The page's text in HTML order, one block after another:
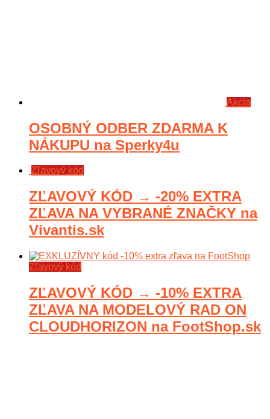
Akcia
OSOBNÝ ODBER ZDARMA K
NÁKUPU na Sperky4u
Zľavový kód
ZĽAVOVÝ KÓD → -20% EXTRA
ZĽAVA NA VYBRANÉ ZNAČKY na
Vivantis.sk
Zľavový kód
ZĽAVOVÝ KÓD → -10% EXTRA
ZĽAVA NA MODELOVÝ RAD ON
CLOUDHORIZON na FootShop.sk